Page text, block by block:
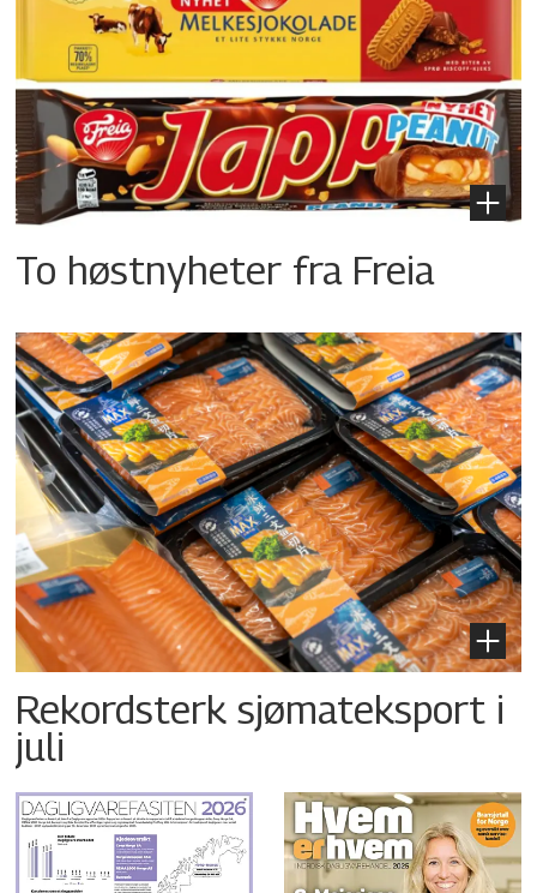
To høstnyheter fra Freia
Rekordsterk sjømateksport i
juli